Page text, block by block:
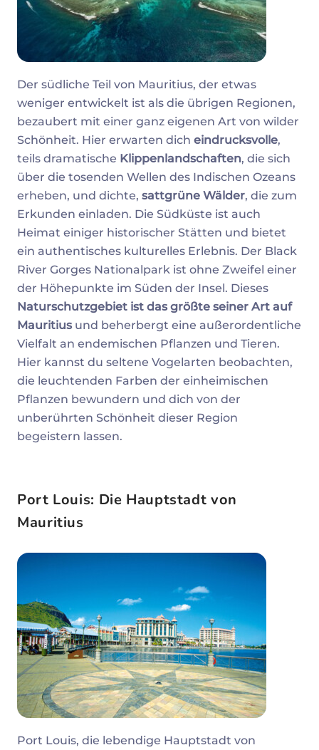
Der südliche Teil von Mauritius, der etwas
weniger entwickelt ist als die übrigen Regionen,
bezaubert mit einer ganz eigenen Art von wilder
Schönheit. Hier erwarten dich eindrucksvolle,
teils dramatische Klippenlandschaften, die sich
über die tosenden Wellen des Indischen Ozeans
erheben, und dichte, sattgrüne Wälder, die zum
Erkunden einladen. Die Südküste ist auch
Heimat einiger historischer Stätten und bietet
ein authentisches kulturelles Erlebnis. Der Black
River Gorges Nationalpark ist ohne Zweifel einer
der Höhepunkte im Süden der Insel. Dieses
Naturschutzgebiet ist das größte seiner Art auf
Mauritiusund beherbergt eine außerordentliche
Vielfalt an endemischen Pflanzen und Tieren.
Hier kannst du seltene Vogelarten beobachten,
die leuchtenden Farben der einheimischen
Pflanzen bewundern und dich von der
unberührten Schönheit dieser Region
begeistern lassen.
Port Louis: Die Hauptstadt von
Mauritius
Port Louis, die lebendige Hauptstadt von